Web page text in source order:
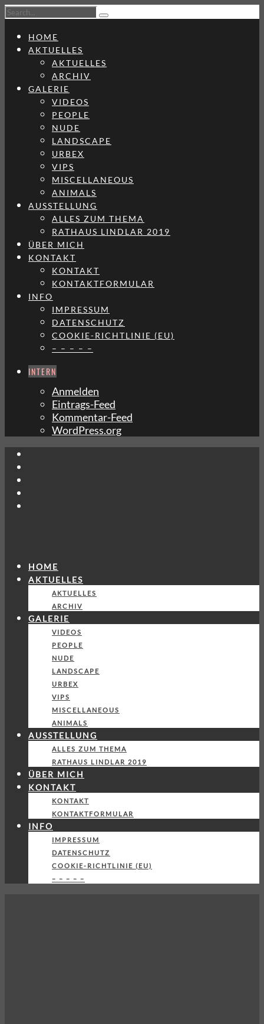
HOME
AKTUELLES
AKTUELLES
ARCHIV
GALERIE
VIDEOS
PEOPLE
NUDE
LANDSCAPE
URBEX
VIPS
MISCELLANEOUS
ANIMALS
AUSSTELLUNG
ALLES ZUM THEMA
RATHAUS LINDLAR 2019
ÜBER MICH
KONTAKT
KONTAKT
KONTAKTFORMULAR
INFO
IMPRESSUM
DATENSCHUTZ
COOKIE-RICHTLINIE (EU)
– – – – –
INTERN
Anmelden
Eintrags-Feed
Kommentar-Feed
WordPress.org
HOME
AKTUELLES
AKTUELLES
ARCHIV
GALERIE
VIDEOS
PEOPLE
NUDE
LANDSCAPE
URBEX
VIPS
MISCELLANEOUS
ANIMALS
AUSSTELLUNG
ALLES ZUM THEMA
RATHAUS LINDLAR 2019
ÜBER MICH
KONTAKT
KONTAKT
KONTAKTFORMULAR
INFO
IMPRESSUM
DATENSCHUTZ
COOKIE-RICHTLINIE (EU)
– – – – –